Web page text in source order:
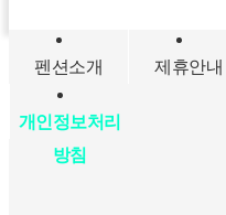
펜션소개 제휴안내
개인정보처리
방침